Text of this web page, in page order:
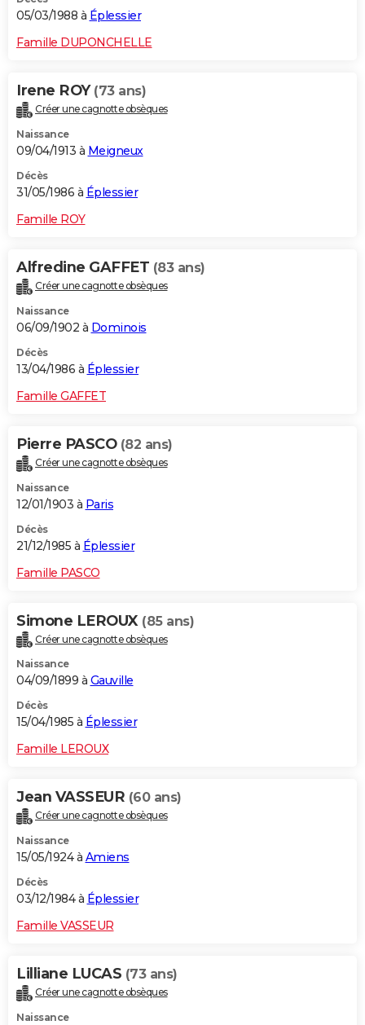
05/03/1988 à Éplessier
Famille DUPONCHELLE
Irene ROY (73 ans)
Créer une cagnotte obsèques
Naissance
09/04/1913 à Meigneux
Décès
31/05/1986 à Éplessier
Famille ROY
Alfredine GAFFET (83 ans)
Créer une cagnotte obsèques
Naissance
06/09/1902 à Dominois
Décès
13/04/1986 à Éplessier
Famille GAFFET
Pierre PASCO (82 ans)
Créer une cagnotte obsèques
Naissance
12/01/1903 à Paris
Décès
21/12/1985 à Éplessier
Famille PASCO
Simone LEROUX (85 ans)
Créer une cagnotte obsèques
Naissance
04/09/1899 à Gauville
Décès
15/04/1985 à Éplessier
Famille LEROUX
Jean VASSEUR (60 ans)
Créer une cagnotte obsèques
Naissance
15/05/1924 à Amiens
Décès
03/12/1984 à Éplessier
Famille VASSEUR
Lilliane LUCAS (73 ans)
Créer une cagnotte obsèques
Naissance